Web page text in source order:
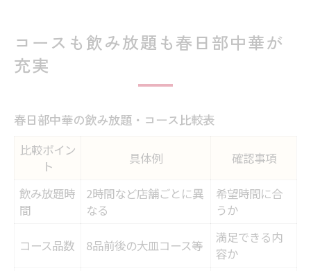
コースも飲み放題も春日部中華が
充実
春日部中華の飲み放題・コース比較表
比較ポイン
ト
具体例 確認事項
飲み放題時
間
2時間など店舗ごとに異
なる
希望時間に合
うか
コース品数 8品前後の大皿コース等
満足できる内
容か